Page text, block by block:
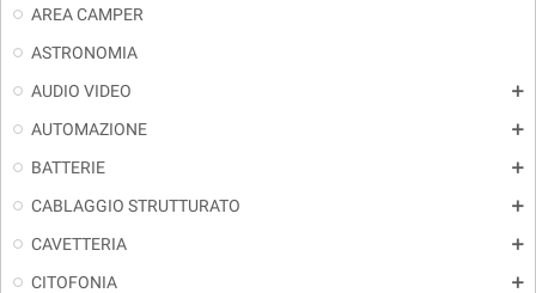
AREA CAMPER
ASTRONOMIA
AUDIO VIDEO
add
AUTOMAZIONE add
BATTERIE add
CABLAGGIO STRUTTURATO add
CAVETTERIA add
CITOFONIA add